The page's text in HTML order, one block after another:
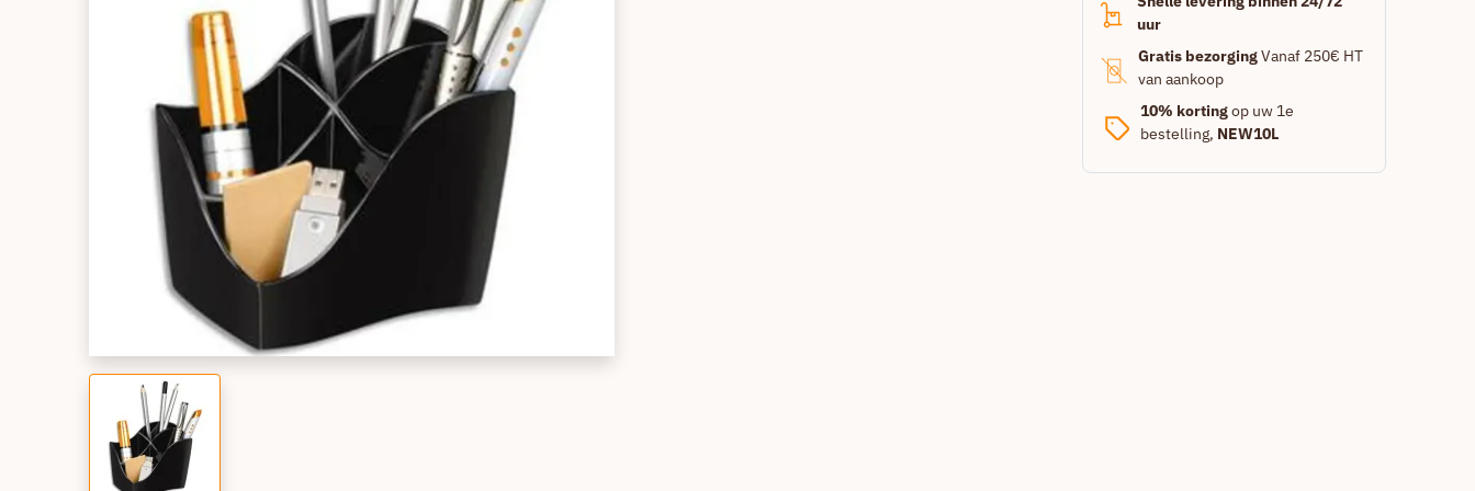
uur
Gratis bezorgingVanaf 250€ HT
van aankoop
10% kortingop uw 1e
bestelling, NEW10L